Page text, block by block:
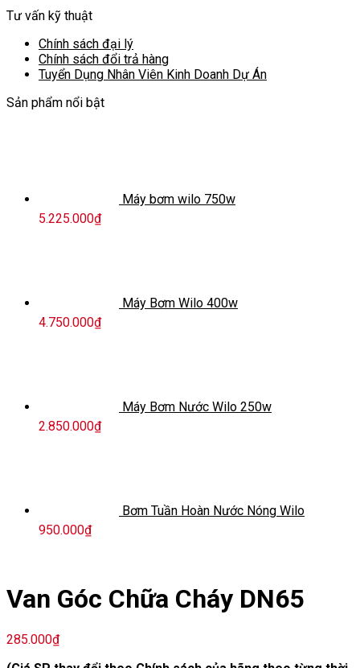
Tư vấn kỹ thuật
Chính sách đại lý
Chính sách đổi trả hàng
Tuyển Dụng Nhân Viên Kinh Doanh Dự Án
Sản phẩm nổi bật
Máy bơm wilo 750w
5.225.000₫
Máy Bơm Wilo 400w
4.750.000₫
Máy Bơm Nước Wilo 250w
2.850.000₫
Bơm Tuần Hoàn Nước Nóng Wilo
950.000₫
Van Góc Chữa Cháy DN65
285.000₫